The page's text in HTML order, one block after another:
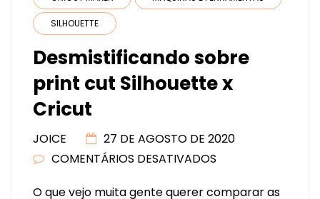
SILHOUETTE
Desmistificando sobre
print cut Silhouette x
Cricut
JOICE
27 DE AGOSTO DE 2020
COMENTÁRIOS DESATIVADOS
O que vejo muita gente querer comparar as